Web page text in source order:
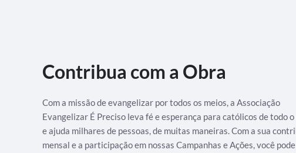
Contribua com a Obra
Com a missão de evangelizar por todos os meios, a Associação
Evangelizar É Preciso leva fé e esperança para católicos de todo o
e ajuda milhares de pessoas, de muitas maneiras. Com a sua
mensal e a participação em nossas Campanhas e Ações, você pode